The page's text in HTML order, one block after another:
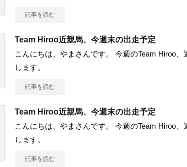
記事を読む
Team Hiroo近親馬、今週末の出走予定
こんにちは、やまさんです。 今週のTeam Hiroo
します。
記事を読む
Team Hiroo近親馬、今週末の出走予定
こんにちは、やまさんです。 今週のTeam Hiroo
します。
記事を読む